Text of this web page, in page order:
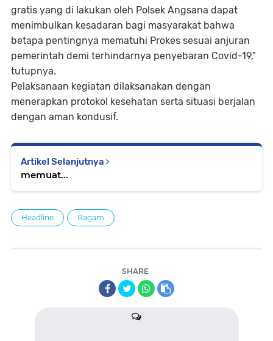
gratis yang di lakukan oleh Polsek Angsana dapat
menimbulkan kesadaran bagi masyarakat bahwa
betapa pentingnya mematuhi Prokes sesuai anjuran
pemerintah demi terhindarnya penyebaran Covid-19,"
tutupnya.
Pelaksanaan kegiatan dilaksanakan dengan
menerapkan protokol kesehatan serta situasi berjalan
dengan aman kondusif.
Artikel Selanjutnya
memuat...
Headline Ragam
SHARE